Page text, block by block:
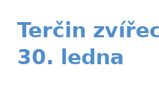
Terčin
30. ledna